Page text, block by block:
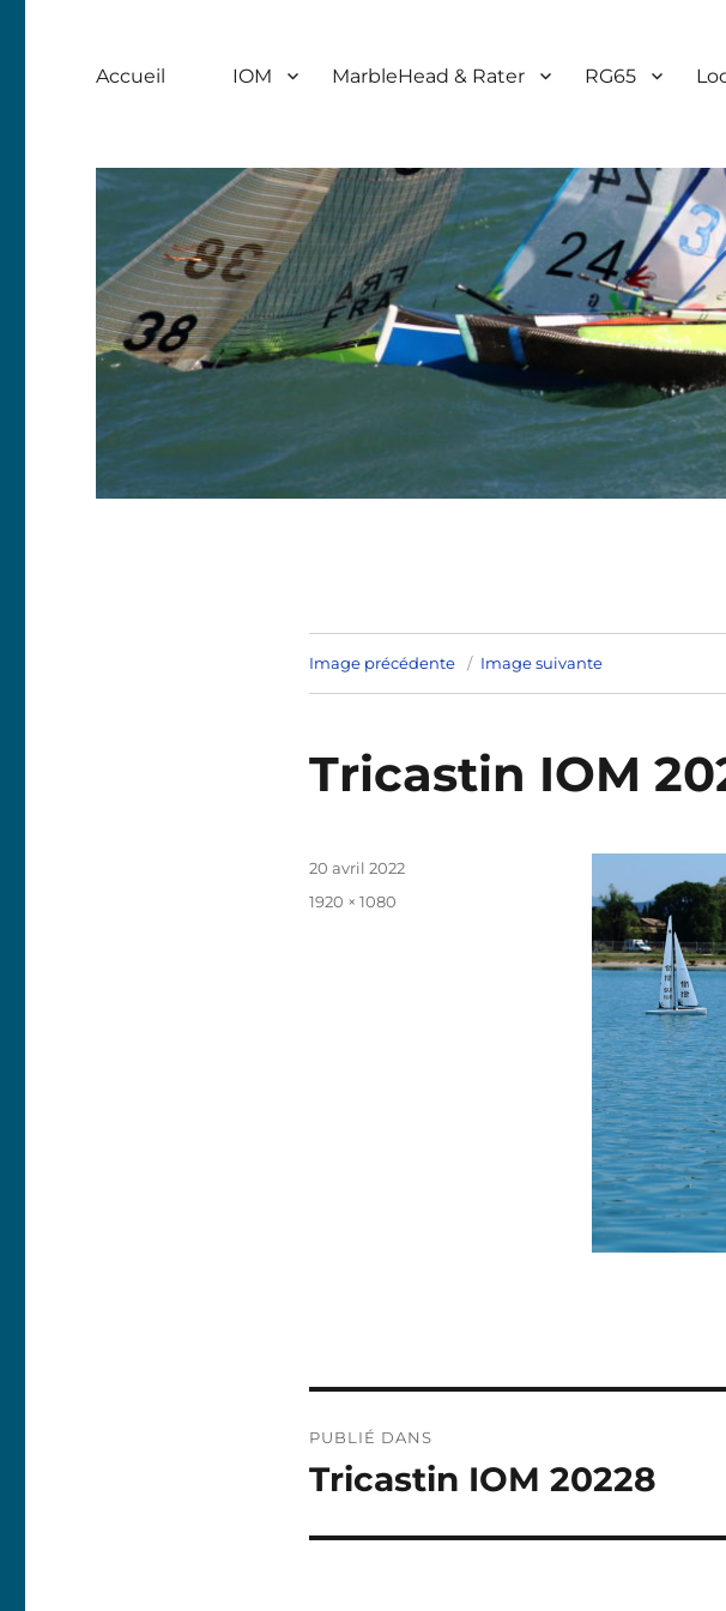
Accueil IOM MarbleHead & Rater RG65
Image précédente Image suivante
Tricastin IOM
Publié
20 avril 2022
Taille
1920 × 1080
de
PUBLIÉ DANS
Tricastin IOM 20228